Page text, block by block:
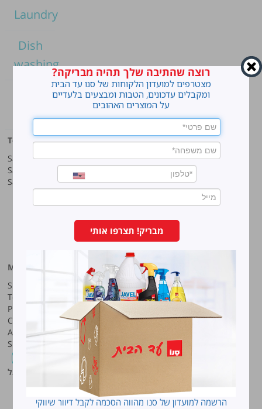
Laundry
Dish
washing
cleaning
Sano-Bruno’s Enterprises Ltd
Haharash Street 11, Neve
Ne’eman
Hod Hasharon, Israel
Fax: 09-7473233
Top products
Sano Javel Super Gel
Sano Javel Cleaning Foam
Sano Javel Cleaning Powder
Our company
About company
A word from the CEO
Business Information
Investment in the community
quality and environment
Why work at Sano?
Our History
More information
Site map
Terms for using the site
Privacy policy
Code of Ethics
Accessibility Statement
Shareholders meeting
סנו פרופשיונל
Site by: anova web development|planb
רוצה שהתיבה שלך תהיה מבריקה?
מצטרפים למועדון הלקוחות של סנו עד הבית
ומקבלים עדכונים, הטבות ומבצעים בלעדיים
על המוצרים האהובים
מבריק! תצרפו אותי
הרשמה למועדון של סנו מהווה הסכמה לקבל דיוור שיווקי